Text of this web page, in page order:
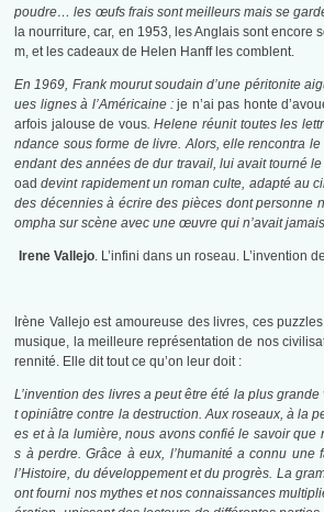
poudre… les œufs frais sont meilleurs mais se
la nourriture, car, en 1953, les Anglais sont encore
m, et les cadeaux de Helen Hanff les comblent.
En 1969, Frank mourut soudain d’une péritonite
ues lignes à l’Américaine :je n’ai pas honte
arfois jalouse de vous. Helene réunit toutes les
ndance sous forme de livre. Alors, elle rencontra
endant des années de dur travail, lui avait tourné le
oad devint rapidement un roman culte, adapté au
des décennies à écrire des pièces dont personne
ompha sur scène avec une œuvre qui n’avait
Irene Vallejo. L’infini dans un roseau. L’invention
Irène Vallejo est amoureuse des livres, ces
musique, la meilleure représentation de nos
rennité. Elle dit tout ce qu’on leur doit :
L’invention des livres a peut être été la plus
t opiniâtre contre la destruction. Aux roseaux, à la
es et à la lumière, nous avons confié le savoir que
s à perdre. Grâce à eux, l’humanité a connu une
l’Histoire, du développement et du progrès. La
ont fourni nos mythes et nos connaissances